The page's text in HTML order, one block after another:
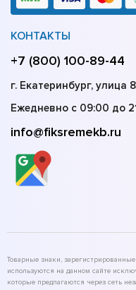
КОНТАКТЫ
+7 (800) 100-89-44
г. Екатеринбург, улица
Ежедневно с 09:00 до
info@fiksremekb.ru
Товарные знаки,
используются на данном сайте
которые предлагаются через сеть